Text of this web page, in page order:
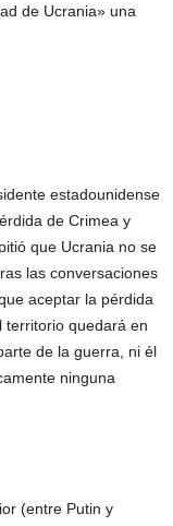
de Ucrania» una
estadounidense
de Crimea y
que Ucrania no se
las conversaciones
aceptar la pérdida
territorio quedará en
de la guerra, ni él
ninguna
(entre Putin y